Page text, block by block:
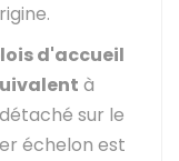
d'accueil
à
sur le
échelon est